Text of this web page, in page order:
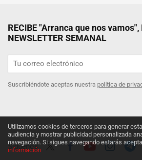
RECIBE "Arranca que nos vamos",
NEWSLETTER SEMANAL
Suscribiéndote aceptas nuestra política de
Síguenos
Utilizamos cookies de terceros para generar
audiencia y mostrar publicidad personalizada
navegación. Si sigues navegando estarás
información